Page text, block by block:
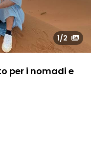
1/2
per i nomadi e